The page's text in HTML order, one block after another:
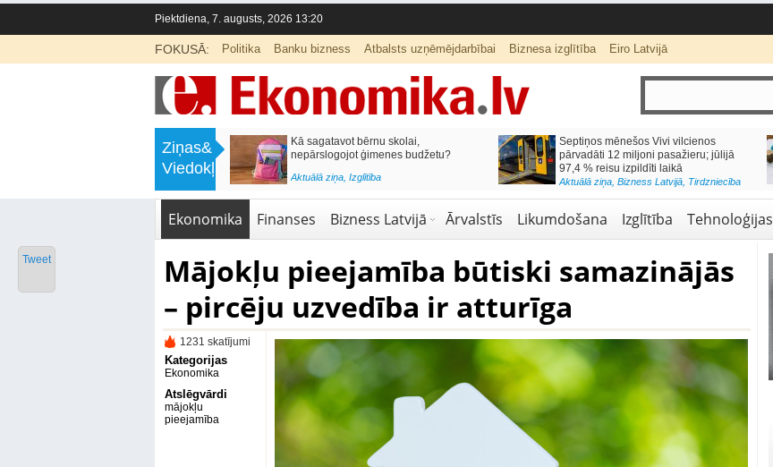
Piektdiena, 7. augusts, 2026 13:20
FOKUSĀ: Politika Banku bizness Atbalsts uzņēmējdarbībai Biznesa izglītība Eiro Latvijā
Ziņas&
Viedokļi
Labklājības ministrija rosina reformēt
un būtiski uzlabot vecāku pabalstu
Kā sagatavot bērnu skolai,
nepārslogojot ģimenes budžetu?
Aktuālā ziņa, Izglītība
Septiņos mēnešos Vivi vilcienos
pārvadāti 12 miljoni pasažieru; jūlijā
97,4 % reisu izpildīti laikā
Aktuālā ziņa, Bizness Latvijā, Tirdzniecība
Ekonomika Finanses Bizness Latvijā Ārvalstīs Likumdošana Izglītība Tehnoloģijas
Mājokļu pieejamība būtiski samazinājās
– pircēju uzvedība ir atturīga
1231 skatījumi
Kategorijas
Ekonomika
Atslēgvārdi
mājokļu
pieejamība
Tweet